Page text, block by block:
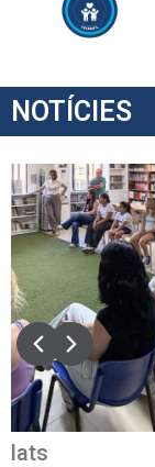
NOTÍCIES
Quan el camí